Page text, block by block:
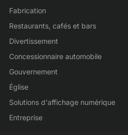
Fabrication
Restaurants, cafés et bars
Divertissement
Concessionnaire automobile
Gouvernement
Église
Solutions d'affichage numérique
Entreprise